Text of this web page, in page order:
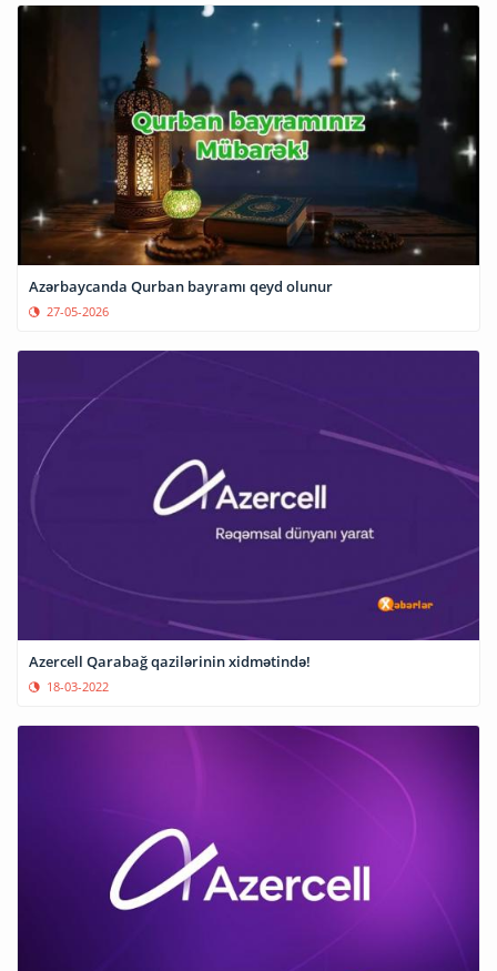
Azərbaycanda Qurban bayramı qeyd olunur
27-05-2026
Azercell Qarabağ qazilərinin xidmətində!
18-03-2022